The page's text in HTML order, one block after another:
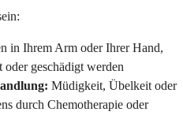
in Ihrem Arm oder Ihrer Hand,
geschädigt werden
Müdigkeit, Übelkeit oder
durch Chemotherapie oder